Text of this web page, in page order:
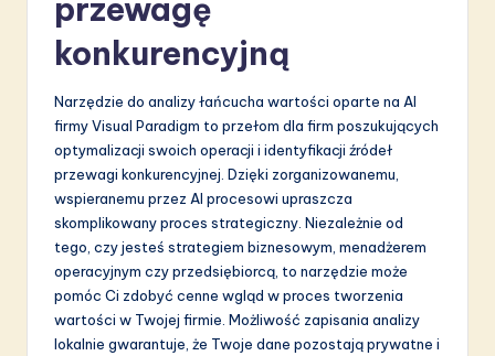
przewagę
konkurencyjną
Narzędzie do analizy łańcucha wartości oparte na AI
firmy Visual Paradigm to przełom dla firm poszukujących
optymalizacji swoich operacji i identyfikacji źródeł
przewagi konkurencyjnej. Dzięki zorganizowanemu,
wspieranemu przez AI procesowi upraszcza
skomplikowany proces strategiczny. Niezależnie od
tego, czy jesteś strategiem biznesowym, menadżerem
operacyjnym czy przedsiębiorcą, to narzędzie może
pomóc Ci zdobyć cenne wgląd w proces tworzenia
wartości w Twojej firmie. Możliwość zapisania analizy
lokalnie gwarantuje, że Twoje dane pozostają prywatne i